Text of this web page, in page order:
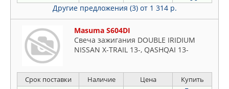
Другие предложения (3) от 1 314 р.
Masuma S604DI
Свеча зажигания DOUBLE IRIDIUM
NISSAN X-TRAIL 13-, QASHQAI 13-
Срок поставки Наличие Цена Купить